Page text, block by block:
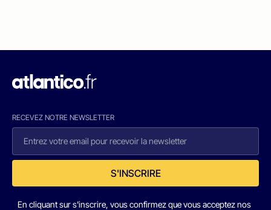
RECEVEZ NOTRE NEWSLETTER
S'INSCRIRE
En cliquant sur s'inscrire, vous confirmez que vous acceptez nos